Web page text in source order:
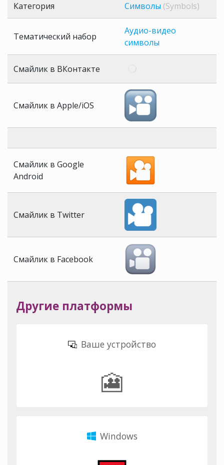
Категория Символы (Symbols)
Тематический набор
Аудио-видео
символы
Смайлик в ВКонтакте
Смайлик в Apple/iOS
Смайлик в Google
Android
Смайлик в Twitter
Смайлик в Facebook
Другие платформы
Ваше устройство
🎦
Windows